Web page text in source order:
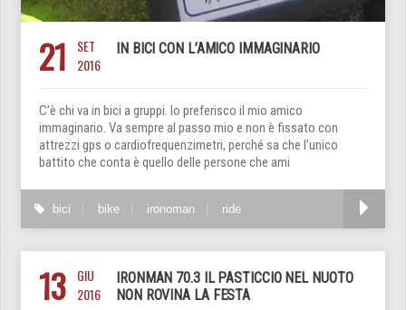
21
SET
2016
IN BICI CON L’AMICO IMMAGINARIO
C’è chi va in bici a gruppi. Io preferisco il mio amico
immaginario. Va sempre al passo mio e non è fissato con
attrezzi gps o cardiofrequenzimetri, perché sa che l’unico
battito che conta è quello delle persone che ami
bici bike ironoman ride
13
GIU
2016
IRONMAN 70.3 IL PASTICCIO NEL NUOTO
NON ROVINA LA FESTA